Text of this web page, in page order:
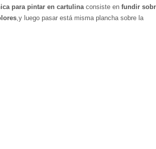
para pintar en cartulinaconsiste en fundir
,y luego pasar está misma plancha sobre la